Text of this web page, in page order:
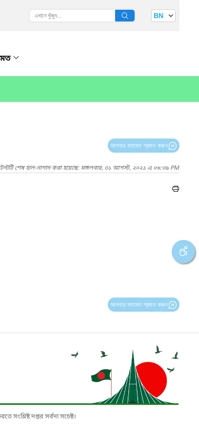
BN
আপনার মতামত প্রদান করুন
শেষ হাল-নাগাদ করা হয়েছে: মঙ্গলবার, ৩১ আগস্ট, ২০২১ এ ০৬:৩৯ PM
আপনার মতামত প্রদান করুন
সংশ্লিষ্ট দপ্তর সর্বদা সচেষ্ট।